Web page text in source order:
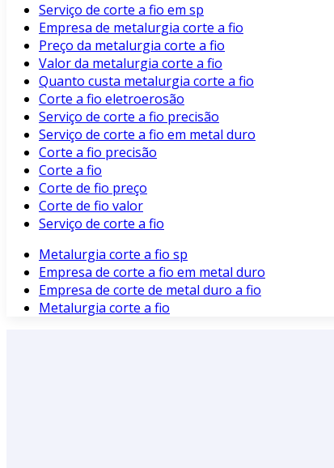
Serviço de corte a fio em sp
Empresa de metalurgia corte a fio
Preço da metalurgia corte a fio
Valor da metalurgia corte a fio
Quanto custa metalurgia corte a fio
Corte a fio eletroerosão
Serviço de corte a fio precisão
Serviço de corte a fio em metal duro
Corte a fio precisão
Corte a fio
Corte de fio preço
Corte de fio valor
Serviço de corte a fio
Metalurgia corte a fio sp
Empresa de corte a fio em metal duro
Empresa de corte de metal duro a fio
Metalurgia corte a fio